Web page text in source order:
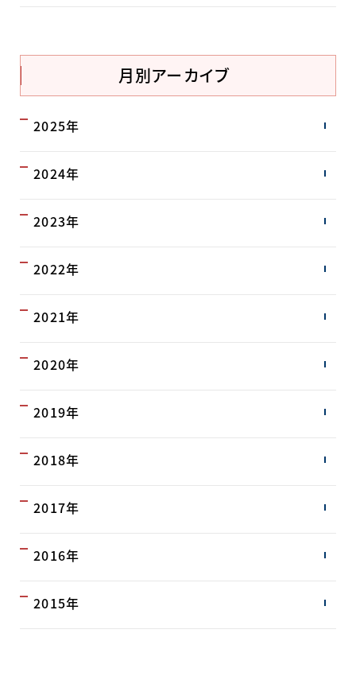
月別アーカイブ
2025年
2024年
2023年
2022年
2021年
2020年
2019年
2018年
2017年
2016年
2015年